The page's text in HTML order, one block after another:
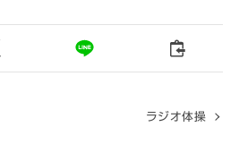
ラジオ体操